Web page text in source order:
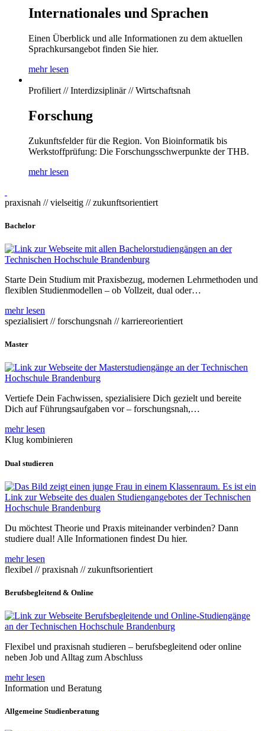
Internationales und Sprachen
Einen Überblick und alle Informationen zu dem aktuellen
Sprachkursangebot finden Sie hier.
mehr lesen
Profiliert // Interdizsiplinär // Wirtschaftsnah
Forschung
Zukunftsfelder für die Region. Von Bioinformatik bis
Werkstoffprüfung: Die Forschungsschwerpunkte der THB.
mehr lesen
praxisnah // vielseitig // zukunftsorientiert
Bachelor
Starte Dein Studium mit Praxisbezug, modernen Lehrmethoden und
flexiblen Studienmodellen – ob Vollzeit, dual oder…
mehr lesen
spezialisiert // forschungsnah // karriereorientiert
Master
Vertiefe Dein Fachwissen, spezialisiere Dich gezielt und bereite
Dich auf Führungsaufgaben vor – forschungsnah,…
mehr lesen
Klug kombinieren
Dual studieren
Du möchtest Theorie und Praxis miteinander verbinden? Dann
studiere dual! Alle Informationen findest Du hier.
mehr lesen
flexibel // praxisnah // zukunftsorientiert
Berufsbegleitend & Online
Flexibel und praxisnah studieren – berufsbegleitend oder online
neben Job und Alltag zum Abschluss
mehr lesen
Information und Beratung
Allgemeine Studienberatung